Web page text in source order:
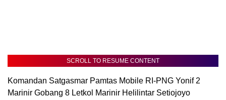
SCROLL TO RESUME CONTENT
Komandan Satgasmar Pamtas Mobile RI-PNG Yonif 2
Marinir Gobang 8 Letkol Marinir Helilintar Setiojoyo